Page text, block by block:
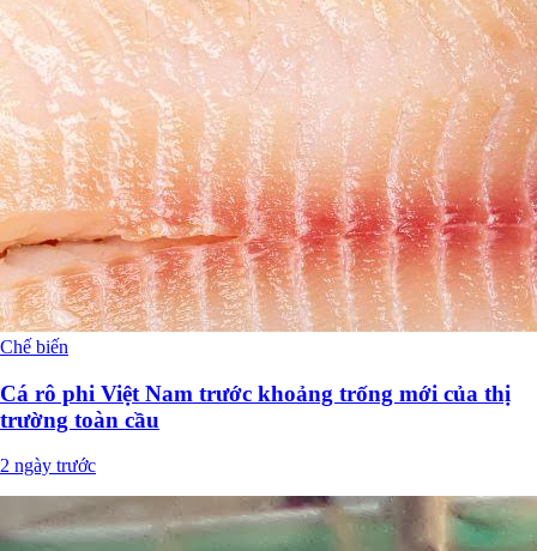
Chế biến
Cá rô phi Việt Nam trước khoảng trống mới của thị
trường toàn cầu
2 ngày trước